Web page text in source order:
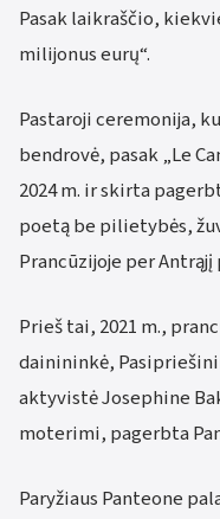
Pasak laikraščio,
milijonus eurų“.
Pastaroji ceremonija,
bendrovė, pasak „Le
2024 m. ir skirta
poetą be pilietybės,
Prancūzijoje per Antrąjį
Prieš tai, 2021 m.,
dainininkė,
aktyvistė Josephine
moterimi, pagerbta
Paryžiaus Panteone